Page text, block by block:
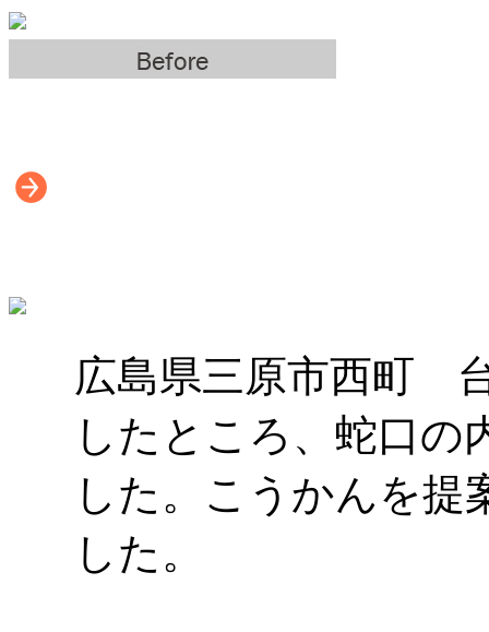
広島県三原市西町
したところ、蛇口の
した。こうかんを提
した。